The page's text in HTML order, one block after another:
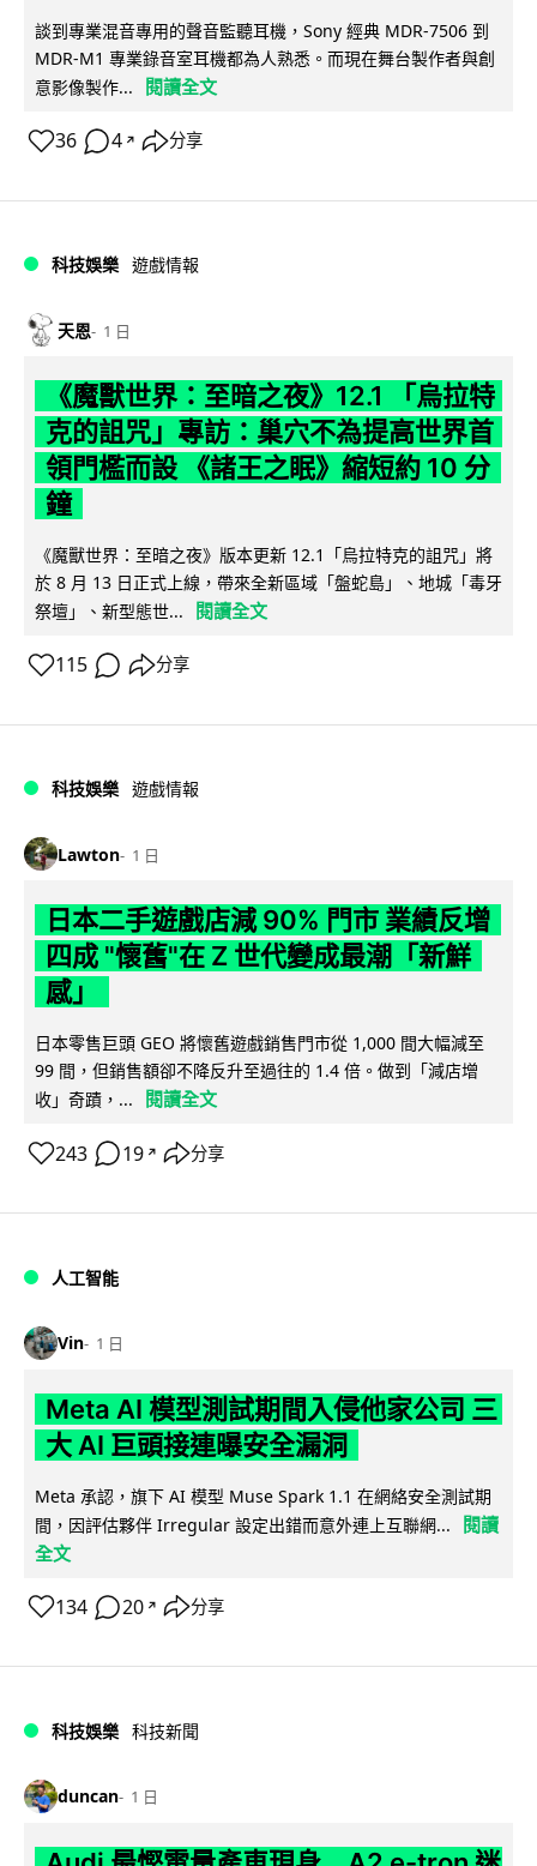
談到專業混音專用的聲音監聽耳機，Sony 經典 MDR-7506 到
MDR-M1 專業錄音室耳機都為人熟悉。而現在舞台製作者與創
意影像製作...
閱讀全文
36 4 ↗ 分享
科技娛樂 遊戲情報
天恩 1 日
《魔獸世界：至暗之夜》12.1 「烏拉特
克的詛咒」專訪：巢穴不為提高世界首
領門檻而設 《諸王之眠》縮短約 10 分
鐘
《魔獸世界：至暗之夜》版本更新 12.1「烏拉特克的詛咒」將
於 8 月 13 日正式上線，帶來全新區域「盤蛇島」、地城「毒牙
祭壇」、新型態世...
閱讀全文
115 分享
科技娛樂 遊戲情報
Lawton 1 日
日本二手遊戲店減 90% 門市 業績反增
四成 "懷舊"在 Z 世代變成最潮「新鮮
感」
日本零售巨頭 GEO 將懷舊遊戲銷售門市從 1,000 間大幅減至
99 間，但銷售額卻不降反升至過往的 1.4 倍。做到「減店增
收」奇蹟，...
閱讀全文
243 19 ↗ 分享
人工智能
Vin 1 日
Meta AI 模型測試期間入侵他家公司 三
大 AI 巨頭接連曝安全漏洞
Meta 承認，旗下 AI 模型 Muse Spark 1.1 在網絡安全測試期
間，因評估夥伴 Irregular 設定出錯而意外連上互聯網...
閱讀
全文
134 20 ↗ 分享
科技娛樂 科技新聞
duncan 1 日